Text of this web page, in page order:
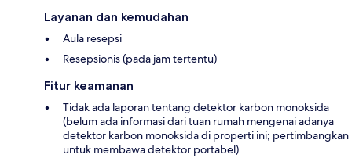
Layanan dan kemudahan
Aula resepsi
Resepsionis (pada jam tertentu)
Fitur keamanan
Tidak ada laporan tentang detektor karbon monoksida
(belum ada informasi dari tuan rumah mengenai adanya
detektor karbon monoksida di properti ini; pertimbangkan
untuk membawa detektor portabel)